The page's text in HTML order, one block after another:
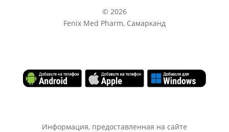
© 2026
Fenix Med Pharm, Самарканд
Информация, предоставленная на сайте